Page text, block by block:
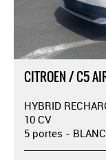
CITROEN / C5
HYBRID
10 CV
5 portes - BLANC